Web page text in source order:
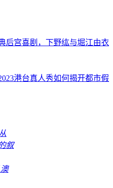
后宫喜剧，下野纮与堀江由衣
港台真人秀如何揭开都市假
叙